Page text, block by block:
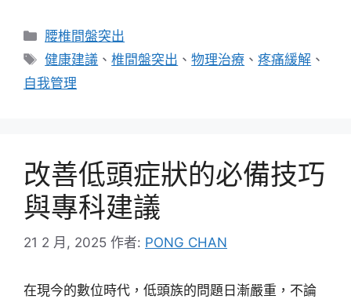
分
類
腰椎間盤突出
標
籤
健康建議 、椎間盤突出 、物理治療 、疼痛緩解 、
自我管理
改善低頭症狀的必備技巧
與專科建議
21 2 月, 2025 作者: PONG CHAN
在現今的數位時代，低頭族的問題日漸嚴重，不論